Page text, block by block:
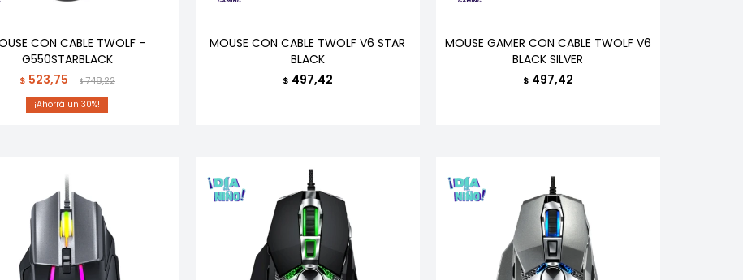
CON CABLE TWOLF -
G550STARBLACK
$ 523,75 $748,22
30
MOUSE CON CABLE TWOLF V6 STAR
BLACK
$ 497,42
MOUSE GAMER CON CABLE TWOLF V6
BLACK SILVER
$ 497,42